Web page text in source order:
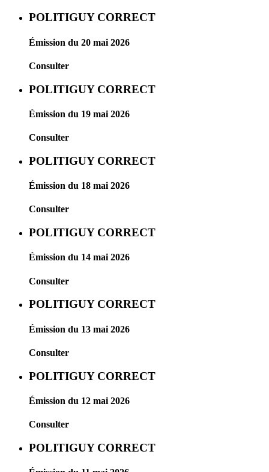
POLITIGUY CORRECT
Émission du 20 mai 2026
Consulter
POLITIGUY CORRECT
Émission du 19 mai 2026
Consulter
POLITIGUY CORRECT
Émission du 18 mai 2026
Consulter
POLITIGUY CORRECT
Émission du 14 mai 2026
Consulter
POLITIGUY CORRECT
Émission du 13 mai 2026
Consulter
POLITIGUY CORRECT
Émission du 12 mai 2026
Consulter
POLITIGUY CORRECT